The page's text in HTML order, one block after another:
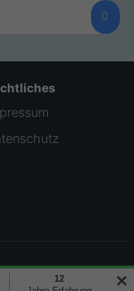
rights reserved
✕